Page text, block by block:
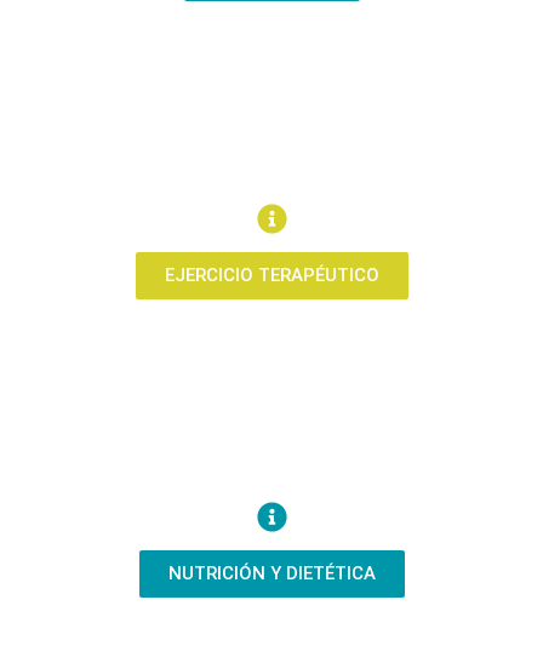
EJERCICIO TERAPÉUTICO
NUTRICIÓN Y DIETÉTICA